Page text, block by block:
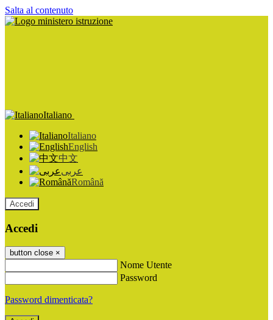
Salta al contenuto
Italiano
Italiano
English
中文
عربى
Română
Accedi
Accedi
button close ×
Nome Utente
Password
Password dimenticata?